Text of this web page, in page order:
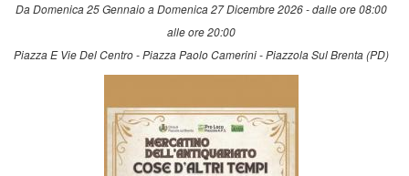
Da Domenica 25 Gennaio a Domenica 27 Dicembre 2026 - dalle ore 08:00
alle ore 20:00
Piazza E Vie Del Centro - Piazza Paolo Camerini - Piazzola Sul Brenta (PD)